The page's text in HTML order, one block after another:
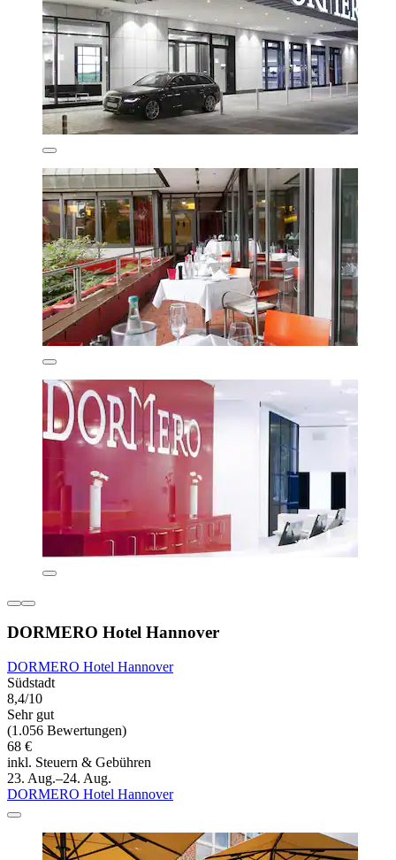
DORMERO Hotel Hannover
DORMERO Hotel Hannover
Südstadt
8,4/10
Sehr gut
(1.056 Bewertungen)
68 €
inkl. Steuern & Gebühren
23. Aug.–24. Aug.
DORMERO Hotel Hannover